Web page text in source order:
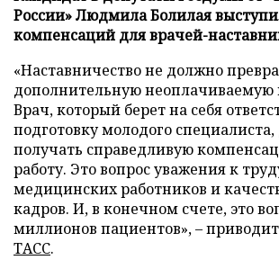
России» Людмила Болилая
компенсаций для врачей-
«Наставничество не должно
дополнительную неоплачиваемую
Врач, который берет на себя
подготовку молодого
получать справедливую
работу. Это вопрос уважения к
медицинских работников и
кадров. И, в конечном счете, это
миллионов пациентов», –
ТАСС.